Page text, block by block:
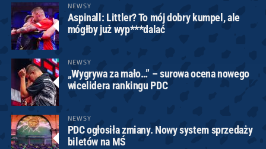
NEWSY
Aspinall: Littler? To mój dobry kumpel, ale
mógłby już wyp***dalać
NEWSY
„Wygrywa za mało…” – surowa ocena nowego
wicelidera rankingu PDC
NEWSY
PDC ogłosiła zmiany. Nowy system sprzedaży
biletów na MŚ